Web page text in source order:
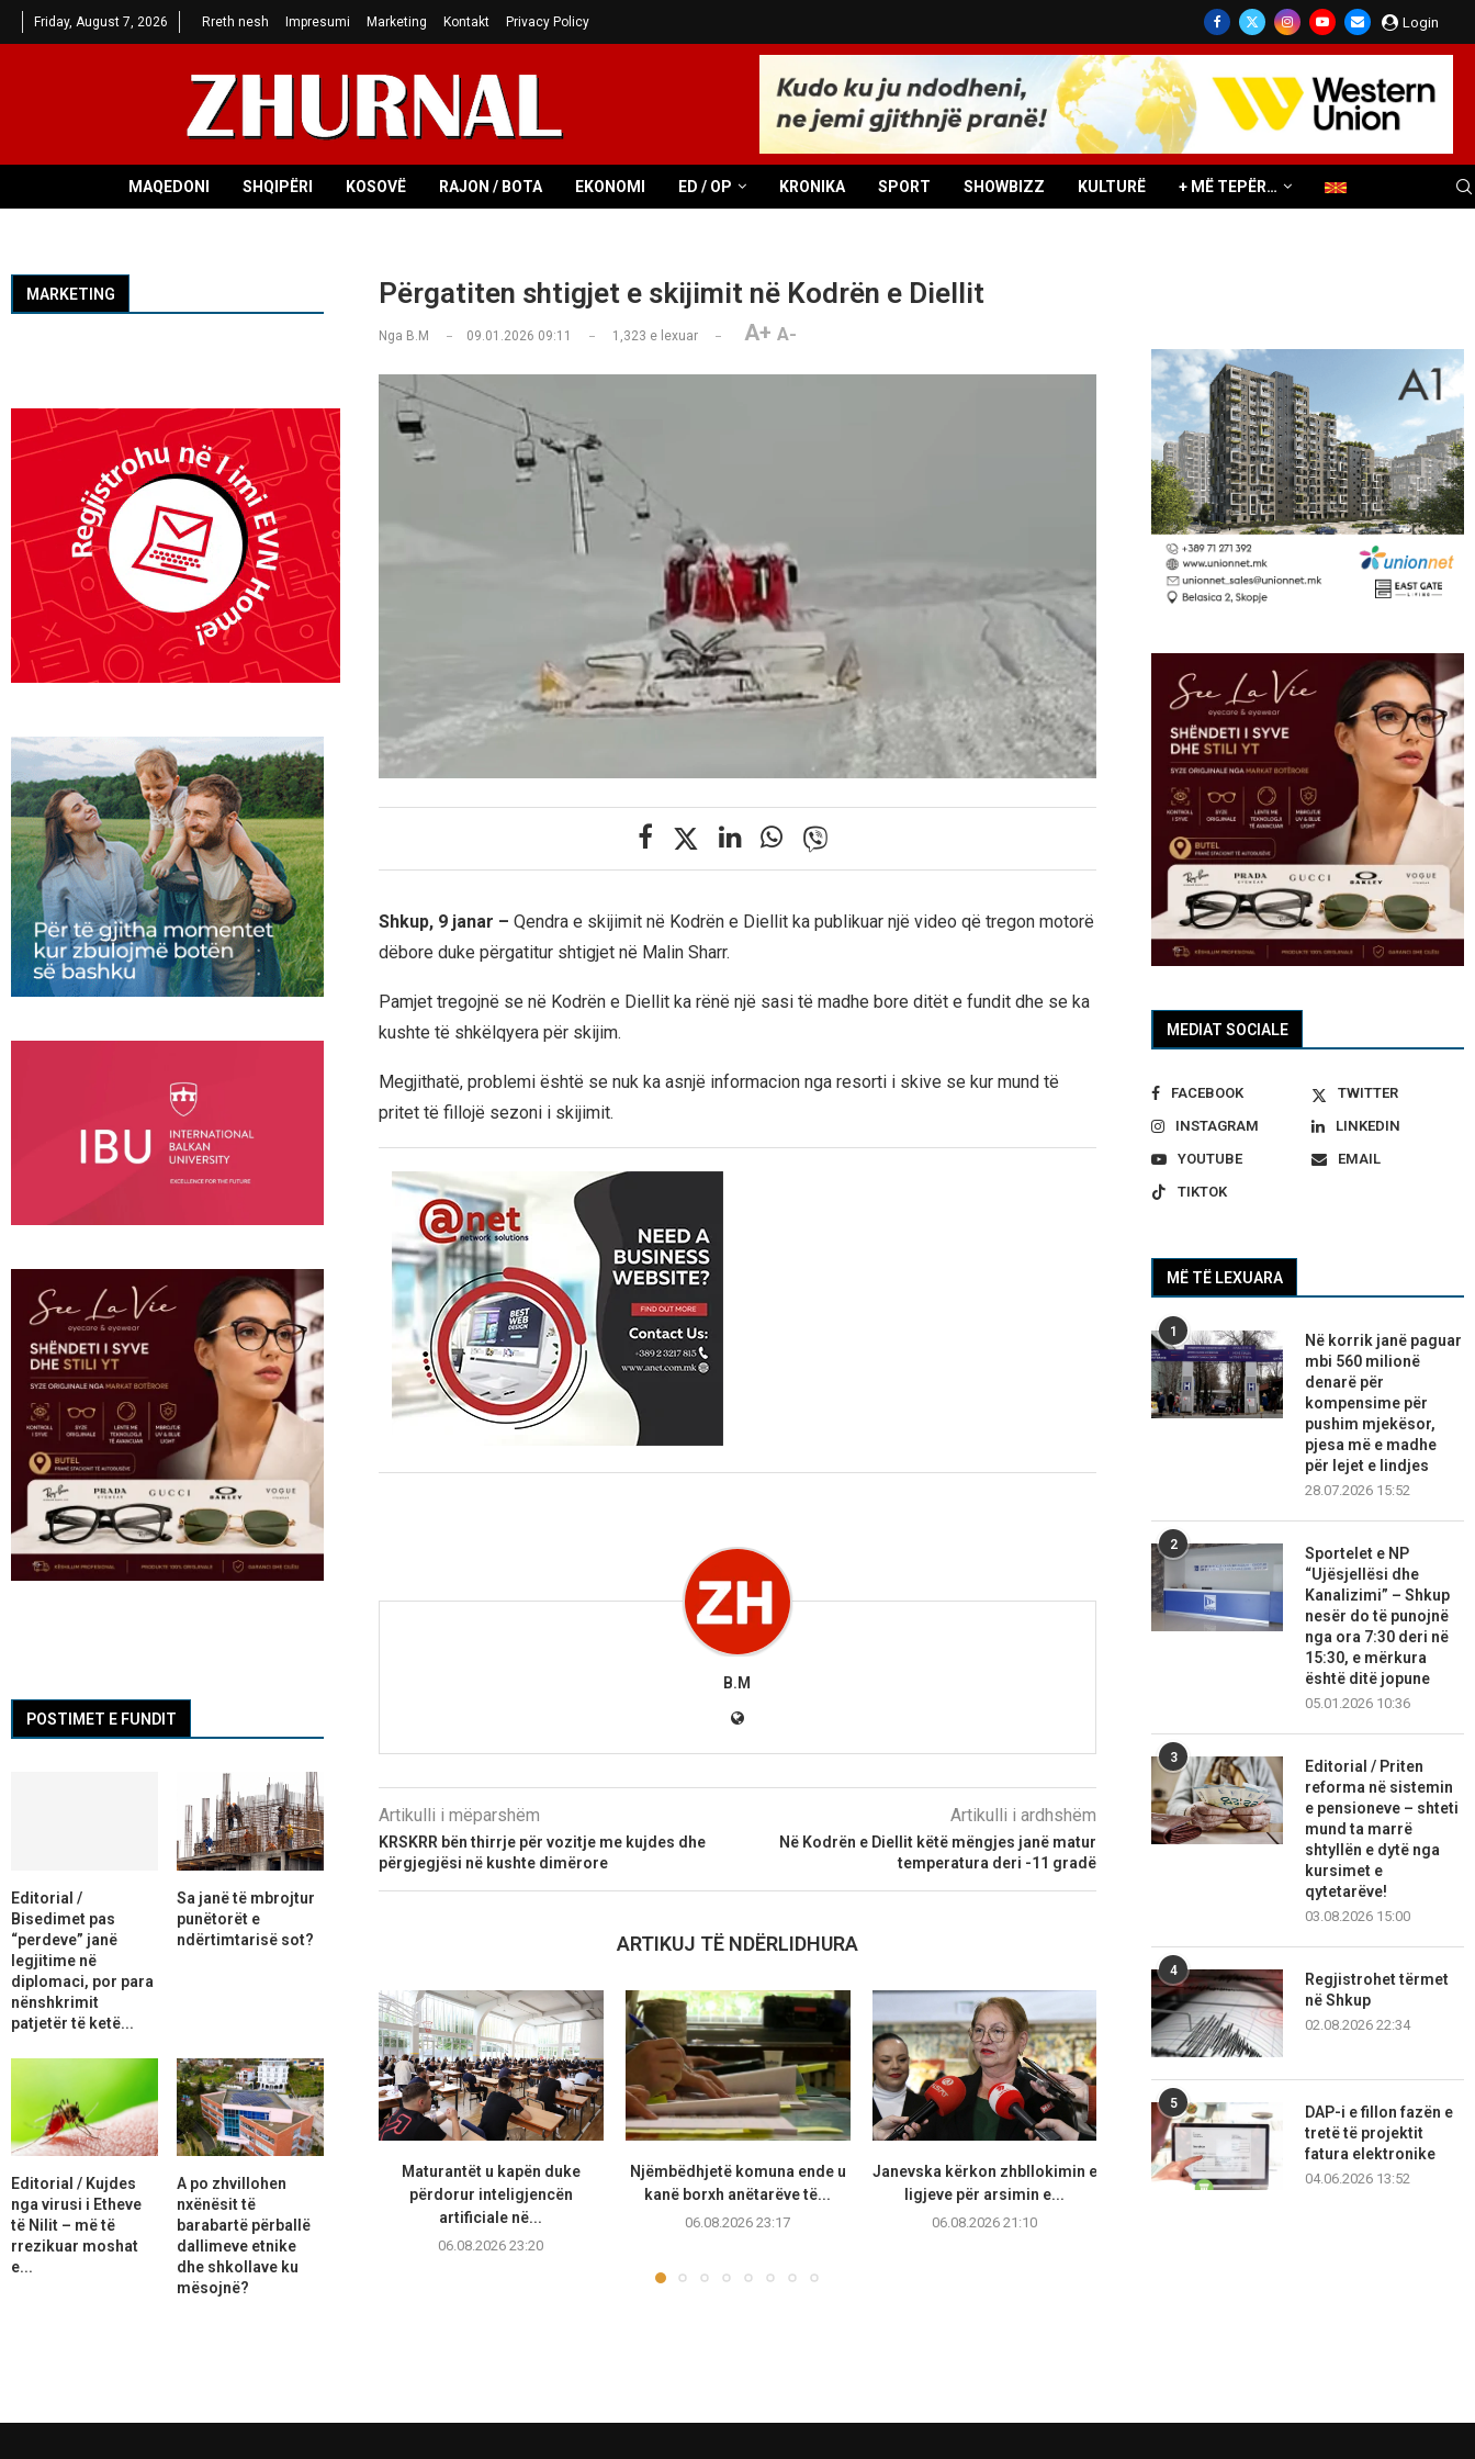
Friday, August 7, 2026 Rreth nesh Impresumi Marketing Kontakt Privacy Policy Login
MAQEDONI SHQIPËRI KOSOVË RAJON / BOTA EKONOMI ED / OP KRONIKA SPORT SHOWBIZZ KULTURË + MË TEPËR…
Përgatiten shtigjet e skijimit në Kodrën e Diellit
Nga B.M 09.01.2026 09:11 1,323 e lexuar A+ A-
Shkup, 9 janar – Qendra e skijimit në Kodrën e Diellit ka publikuar një video që tregon motorë
dëbore duke përgatitur shtigjet në Malin Sharr.
Pamjet tregojnë se në Kodrën e Diellit ka rënë një sasi të madhe bore ditët e fundit dhe se ka
kushte të shkëlqyera për skijim.
Megjithatë, problemi është se nuk ka asnjë informacion nga resorti i skive se kur mund të
pritet të fillojë sezoni i skijimit.
B.M
Artikulli i mëparshëm
KRSKRR bën thirrje për vozitje me kujdes dhe
përgjegjësi në kushte dimërore
Artikulli i ardhshëm
Në Kodrën e Diellit këtë mëngjes janë matur
temperatura deri -11 gradë
ARTIKUJ TË NDËRLIDHURA
Maturantët u kapën duke
përdorur inteligjencën
artificiale në...
06.08.2026 23:20
Njëmbëdhjetë komuna ende u
kanë borxh anëtarëve të...
06.08.2026 23:17
Janevska kërkon zhbllokimin e
ligjeve për arsimin e...
06.08.2026 21:10
Fajin po e kërkojnë në vendin e
gabuar...
LSDM
MEDIAT SOCIALE
FACEBOOK
TWITTER
INSTAGRAM
LINKEDIN
YOUTUBE
EMAIL
TIKTOK
MË TË LEXUARA
1
Në korrik janë paguar
mbi 560 milionë
denarë për
kompensime për
pushim mjekësor,
pjesa më e madhe
për lejet e lindjes
28.07.2026 15:52
2
Sportelet e NP
“Ujësjellësi dhe
Kanalizimi” – Shkup
nesër do të punojnë
nga ora 7:30 deri në
15:30, e mërkura
është ditë jopune
05.01.2026 10:36
3
Editorial / Priten
reforma në sistemin
e pensioneve – shteti
mund ta marrë
shtyllën e dytë nga
kursimet e
qytetarëve!
03.08.2026 15:00
4
Regjistrohet tërmet
në Shkup
02.08.2026 22:34
5
DAP-i e fillon fazën e
tretë të projektit
fatura elektronike
04.06.2026 13:52
MARKETING
POSTIMET E FUNDIT
Editorial /
Bisedimet pas
“perdeve” janë
legjitime në
diplomaci, por para
nënshkrimit
patjetër të ketë...
Sa janë të mbrojtur
punëtorët e
ndërtimtarisë sot?
Editorial / Kujdes
nga virusi i Etheve
të Nilit – më të
rrezikuar moshat
e...
A po zhvillohen
nxënësit të
barabartë përballë
dallimeve etnike
dhe shkollave ku
mësojnë?